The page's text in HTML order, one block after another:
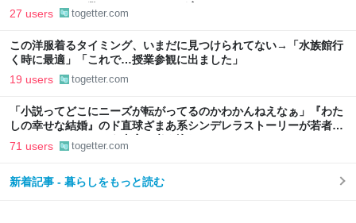
だ」となった→数々のアドバイスが寄せられる
27 users togetter.com
この洋服着るタイミング、いまだに見つけられてない→「水族館行
く時に最適」「これで…授業参観に出ました」
19 users togetter.com
「小説ってどこにニーズが転がってるのかわかんねえなぁ」『わた
しの幸せな結婚』のド直球ざまあ系シンデレラストーリーが若者に
ヒットしているという事実に考え込む
71 users togetter.com
新着記事 - 暮らしをもっと読む